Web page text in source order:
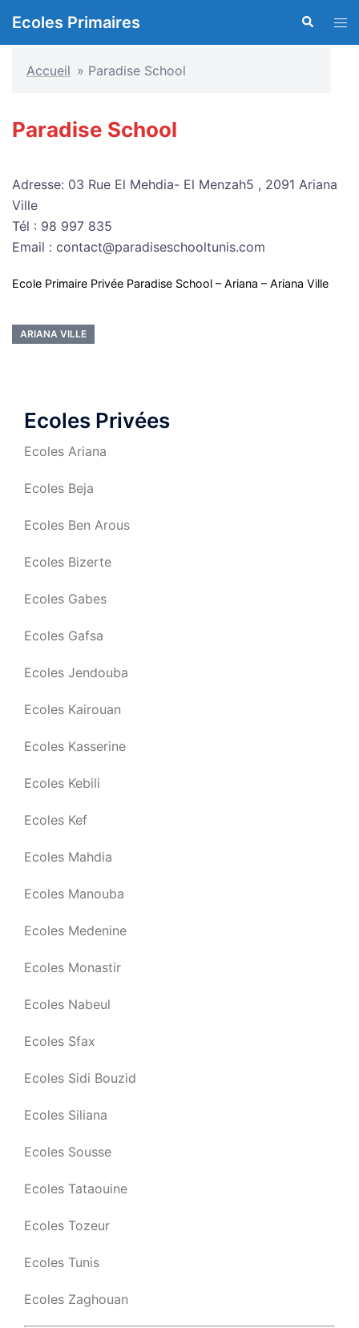
auEcoles Primaires
le
Accueil » Paradise School
Paradise School
Adresse: 03 Rue El Mehdia- El Menzah5 , 2091 Ariana
Ville
Tél : 98 997 835
Email : contact@paradiseschooltunis.com
Ecole Primaire Privée Paradise School – Ariana – Ariana Ville
ARIANA VILLE
Ecoles Privées
Ecoles Ariana
Ecoles Beja
Ecoles Ben Arous
Ecoles Bizerte
Ecoles Gabes
Ecoles Gafsa
Ecoles Jendouba
Ecoles Kairouan
Ecoles Kasserine
Ecoles Kebili
Ecoles Kef
Ecoles Mahdia
Ecoles Manouba
Ecoles Medenine
Ecoles Monastir
Ecoles Nabeul
Ecoles Sfax
Ecoles Sidi Bouzid
Ecoles Siliana
Ecoles Sousse
Ecoles Tataouine
Ecoles Tozeur
Ecoles Tunis
Ecoles Zaghouan